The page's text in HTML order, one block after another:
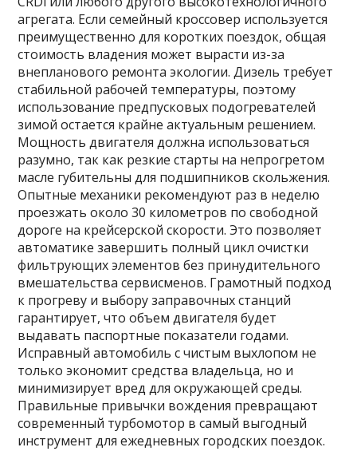
агрегата. Если семейный кроссовер используется
преимущественно для коротких поездок, общая
стоимость владения может вырасти из-за
внепланового ремонта экологии. Дизель требует
стабильной рабочей температуры, поэтому
использование предпусковых подогревателей
зимой остается крайне актуальным решением.
Мощность двигателя должна использоваться
разумно, так как резкие старты на непрогретом
масле губительны для подшипников скольжения.
Опытные механики рекомендуют раз в неделю
проезжать около 30 километров по свободной
дороге на крейсерской скорости. Это позволяет
автоматике завершить полный цикл очистки
фильтрующих элементов без принудительного
вмешательства сервисменов. Грамотный подход
к прогреву и выбору заправочных станций
гарантирует, что объем двигателя будет
выдавать паспортные показатели годами.
Исправный автомобиль с чистым выхлопом не
только экономит средства владельца, но и
минимизирует вред для окружающей среды.
Правильные привычки вождения превращают
современный турбомотор в самый выгодный
инструмент для ежедневных городских поездок.